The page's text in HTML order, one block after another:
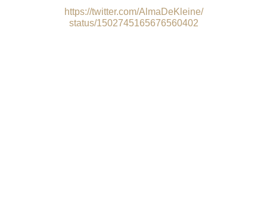
https://twitter.com/AlmaDeKleine/
status/1502745165676560402